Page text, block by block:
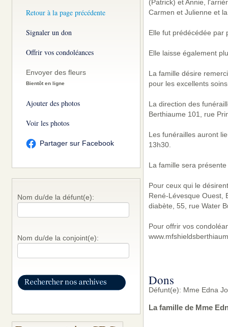
Retour à la page précédente
Signaler un don
Offrir vos condoléances
Envoyer des fleurs
Bientôt en ligne
Ajouter des photos
Voir les photos
Partager sur Facebook
Nom du/de la défunt(e):
Nom du/de la conjoint(e):
(Patrick) et Annie,
Carmen et Julienne et
Elle fut prédécédée
Elle laisse également
La famille désire
pour les excellents
La direction des
Berthiaume 101, rue
Les funérailles auront
13h30.
La famille sera
Pour ceux qui le
René-Lévesque Ouest,
diabète, 55, rue Water
Pour offrir vos
Dons
Défunt(e): Mme Edna
La famille de Mme